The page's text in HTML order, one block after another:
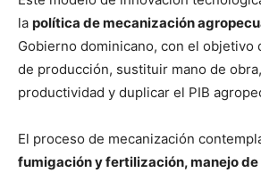
la política de mecanización
Gobierno dominicano, con el objetivo
de producción, sustituir mano de
productividad y duplicar el PIB
El proceso de mecanización
fumigación y fertilización, manejo de